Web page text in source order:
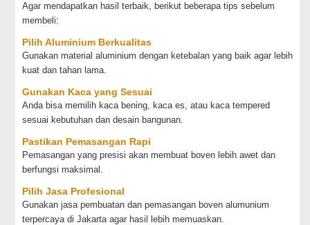
Agar mendapatkan hasil terbaik, berikut beberapa tips sebelum
membeli:
Pilih Aluminium Berkualitas
Gunakan material aluminium dengan ketebalan yang baik agar lebih
kuat dan tahan lama.
Gunakan Kaca yang Sesuai
Anda bisa memilih kaca bening, kaca es, atau kaca tempered
sesuai kebutuhan dan desain bangunan.
Pastikan Pemasangan Rapi
Pemasangan yang presisi akan membuat boven lebih awet dan
berfungsi maksimal.
Pilih Jasa Profesional
Gunakan jasa pembuatan dan pemasangan boven alumunium
terpercaya di Jakarta agar hasil lebih memuaskan.